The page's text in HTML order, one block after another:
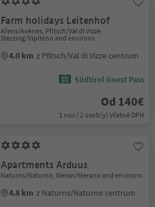
Farm holidays Leitenhof
Afens/Avenes, Pfitsch/Val di Vizze,
Sterzing/Vipiteno and environs
4.0 km z Pfitsch/Val di Vizze centrum
Südtirol Guest Pass
Od 140€
1 noc / 2 osob(y) Včetně DPH
Apartments Arduus
Naturns/Naturno, Meran/Merano and environs
4.8 km z Naturns/Naturno centrum